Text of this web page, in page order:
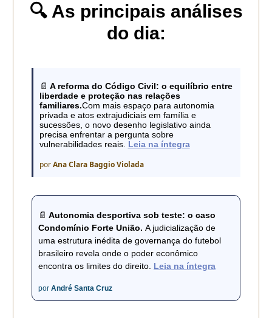
🔍 As principais análises
do dia:
📄 A reforma do Código Civil: o equilíbrio entre
liberdade e proteção nas relações
familiares.Com mais espaço para autonomia
privada e atos extrajudiciais em família e
sucessões, o novo desenho legislativo ainda
precisa enfrentar a pergunta sobre
vulnerabilidades reais. Leia na íntegra
porAna Clara Baggio Violada
📄 Autonomia desportiva sob teste: o caso
Condomínio Forte União. A judicialização de
uma estrutura inédita de governança do futebol
brasileiro revela onde o poder econômico
encontra os limites do direito. Leia na íntegra
por André Santa Cruz